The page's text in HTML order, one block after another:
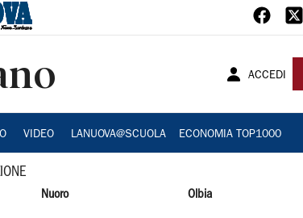
ACCEDI
VIDEO LANUOVA@SCUOLA ECONOMIA TOP1000
Nuoro Olbia